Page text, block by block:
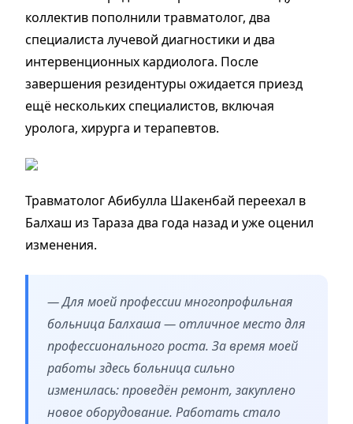
коллектив пополнили травматолог, два
специалиста лучевой диагностики и два
интервенционных кардиолога. После
завершения резидентуры ожидается приезд
ещё нескольких специалистов, включая
уролога, хирурга и терапевтов.
Травматолог Абибулла Шакенбай переехал в
Балхаш из Тараза два года назад и уже оценил
изменения.
— Для моей профессии многопрофильная
больница Балхаша — отличное место для
профессионального роста. За время моей
работы здесь больница сильно
изменилась: проведён ремонт, закуплено
новое оборудование. Работать стало